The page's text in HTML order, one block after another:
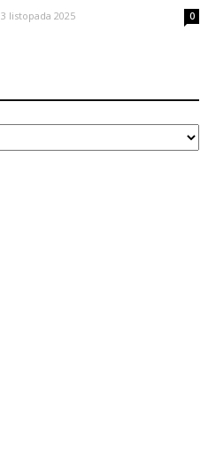
3 listopada 2025 0